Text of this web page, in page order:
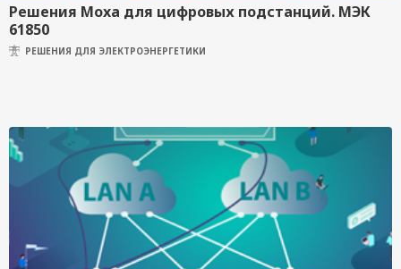
Решения Moxa для цифровых подстанций. МЭК
61850
РЕШЕНИЯ ДЛЯ ЭЛЕКТРОЭНЕРГЕТИКИ